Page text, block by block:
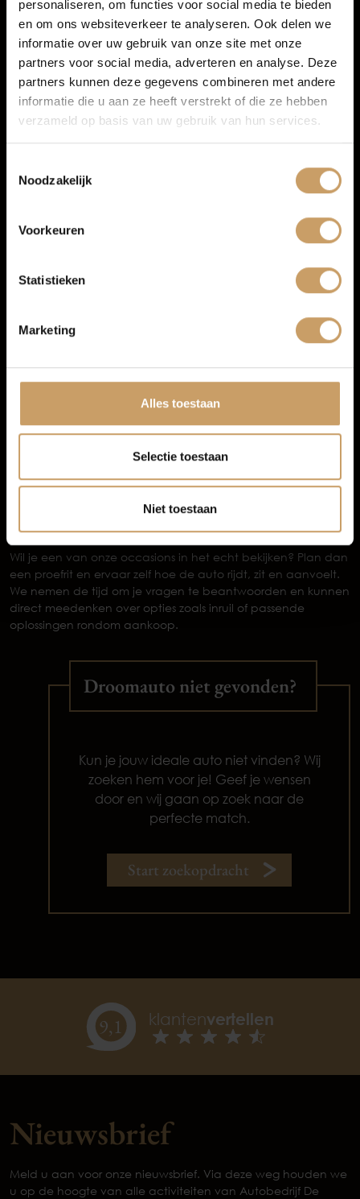
personaliseren, om functies voor social media te bieden
en om ons websiteverkeer te analyseren. Ook delen we
informatie over uw gebruik van onze site met onze
partners voor social media, adverteren en analyse. Deze
partners kunnen deze gegevens combineren met andere
informatie die u aan ze heeft verstrekt of die ze hebben
verzameld op basis van uw gebruik van hun services.
Noodzakelijk
Voorkeuren
Statistieken
Marketing
Alles toestaan
Selectie toestaan
Niet toestaan
Persoonlijk advies
Mogelijkheid om een proefrit te maken
Duidelijke uitleg over uitvoering, onderhoud en
aflevermogelijkheden
Inruil en financiering mogelijk
Service en onderhoud op één vertrouwd adres
Afleverpakketten voor extra zekerheid
Zo weet je vooraf waar je aan toe bent en kun je met een
Afleverpakketten voor jouw nieuwe
Citroën
is altijd inbegrepen en bevat onder andere
brandstof, professionele reiniging, een BOVAG 40-punten
zoals een nieuwe APK, onderhoudsbeurt voor levering,
minimaal een halve tank brandstof, banden rondom
minimaal 3,5 mm profiel, professionele reiniging en 12
maanden BOVAG garantie.
nieuwe APK, onderhoudsbeurt, volle tank brandstof, 12
maanden pechhulp in Nederland en 24 maanden BOVAG
Plan vandaag nog je proefrit
Wil je een van onze occasions in het echt bekijken? Plan dan
een proefrit en ervaar zelf hoe de auto rijdt, zit en aanvoelt.
We nemen de tijd om je vragen te beantwoorden en kunnen
direct meedenken over opties zoals inruil of passende
oplossingen rondom aankoop.
Droomauto niet gevonden?
Kun je jouw ideale auto niet vinden? Wij
zoeken hem voor je! Geef je wensen
door en wij gaan op zoek naar de
perfecte match.
Start zoekopdracht
9,1 klantenvertellen
Nieuwsbrief
Meld u aan voor onze nieuwsbrief. Via deze weg houden we
u op de hoogte van alle activiteiten van Autobedrijf De
Autoverzekeringen
Verkoop
Auto onderhoud
Over Autobedrijf De Baaij
Contact
Afleverpakketten